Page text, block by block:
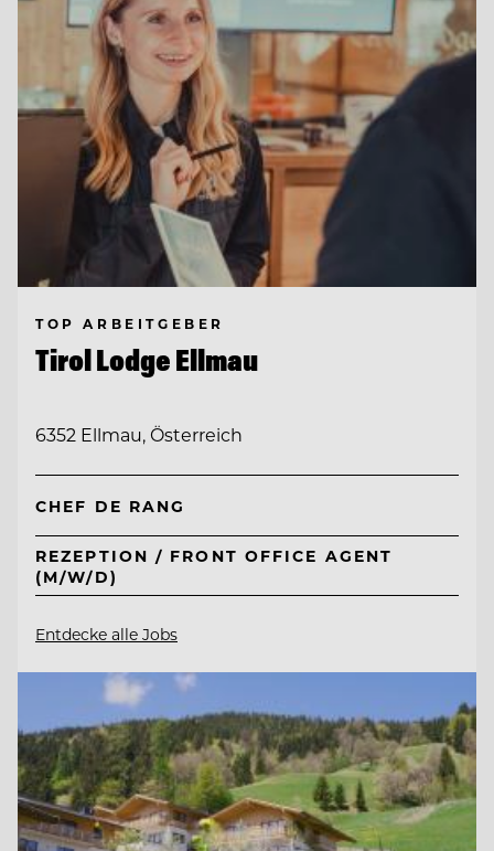
TOP ARBEITGEBER
Tirol Lodge Ellmau
6352 Ellmau, Österreich
CHEF DE RANG
REZEPTION / FRONT OFFICE AGENT
(M/W/D)
Entdecke alle Jobs